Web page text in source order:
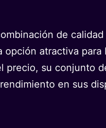
de
atractiva para
precio, su conjunto
en sus